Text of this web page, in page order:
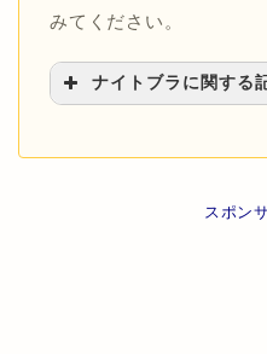
みてください。
ナイトブラに関する
>>ナイトブラの正し
スポン